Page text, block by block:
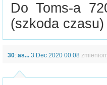
Do Toms-a
(szkoda
30: as... 3 Dec 2020 00:08